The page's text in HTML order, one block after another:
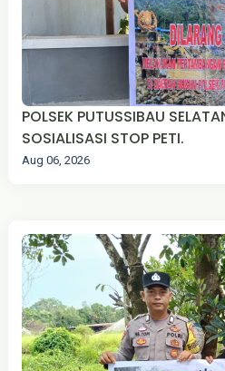
POLSEK PUTUSSIBAU
SOSIALISASI STOP PETI.
Aug 06, 2026